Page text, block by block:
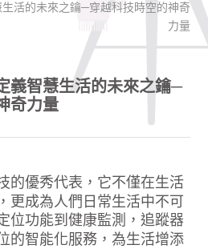
生活的未來之鑰─穿越科技時空的神奇
力量
義智慧生活的未來之鑰─
奇力量
的優秀代表，它不僅在生活
更成為人們日常生活中不可
位功能到健康監測，追蹤器
的智能化服務，為生活增添